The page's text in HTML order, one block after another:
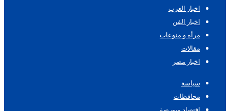
اخبار العرب
اخبار الفن
مرأة و منوعات
مقالات
اخبار مصر
سياسة
محافظات